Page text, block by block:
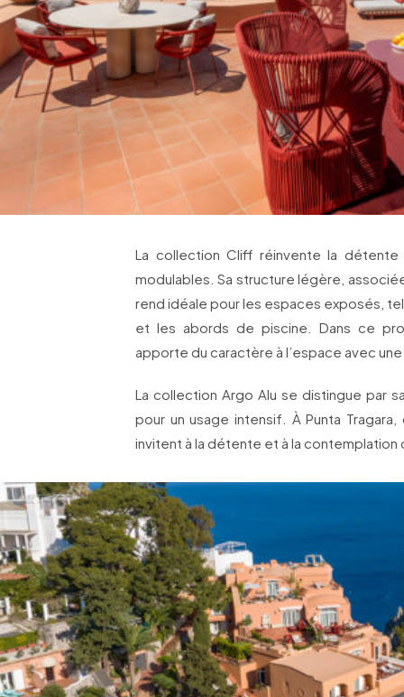
La collection Cliff réinvente la
modulables. Sa structure légère,
rend idéale pour les espaces exposés,
et les abords de piscine. Dans ce
apporte du caractère à l’espace avec
La collection Argo Alu se distingue par
pour un usage intensif. À Punta
invitent à la détente et à la contemplation